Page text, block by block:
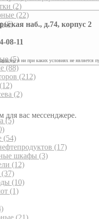
(2)
(22)
(6)
(5)
(88)
(212)
(12)
(2)
(5)
(54)
(17)
шкафы (3)
(12)
(37)
(10)
(1)
(21)
наб., д.74, корпус 2
08-11
и ни при каких условиях не является
вас мессенджере.